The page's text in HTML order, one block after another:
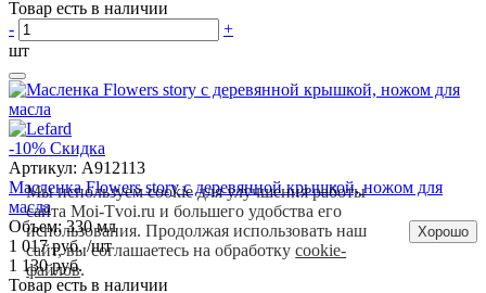
Товар есть в наличии
-
+
шт
-10% Скидка
Артикул: A912113
Масленка Flowers story с деревянной крышкой, ножом для
масла
Объем: 330 мл
1 017 руб. /шт
1 130 руб.
Товар есть в наличии
Мы используем cookie для улучшения работы
сайта Moi-Tvoi.ru и большего удобства его
использования. Продолжая использовать наш
сайт, вы соглашаетесь на обработкуcookie-
файлов.
Хорошо